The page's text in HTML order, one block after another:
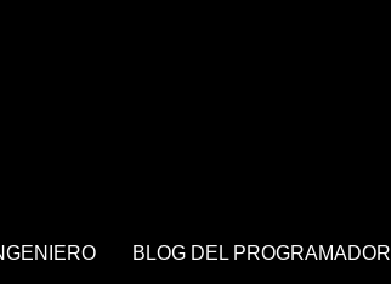
BLOG DEL PROGRAMADOR